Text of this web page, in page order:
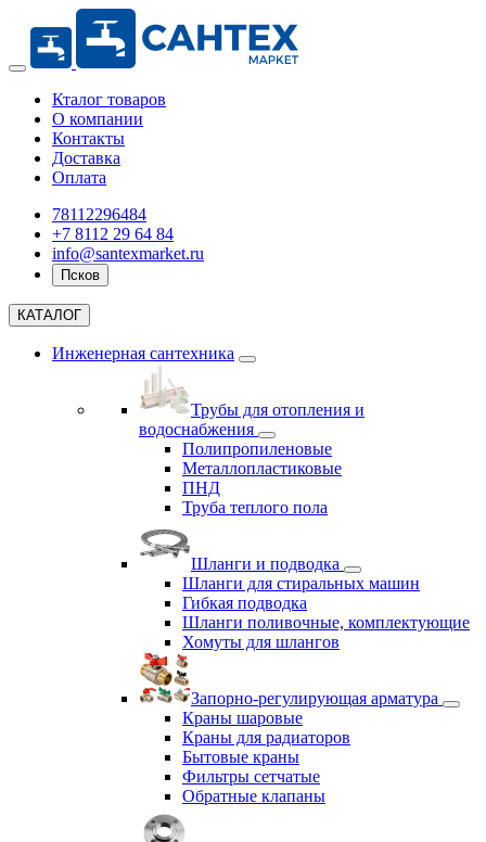
Кталог товаров
О компании
Контакты
Доставка
Оплата
78112296484
+7 8112 29 64 84
info@santexmarket.ru
Псков
КАТАЛОГ
Инженерная сантехника
Трубы для отопления и
водоснабжения
Полипропиленовые
Металлопластиковые
ПНД
Труба теплого пола
Шланги и подводка
Шланги для стиральных машин
Гибкая подводка
Шланги поливочные, комплектующие
Хомуты для шлангов
Запорно-регулирующая арматура
Краны шаровые
Краны для радиаторов
Бытовые краны
Фильтры сетчатые
Обратные клапаны